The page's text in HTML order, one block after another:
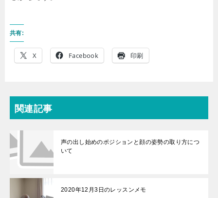
共有:
X Facebook 印刷
関連記事
声の出し始めのポジションと顔の姿勢の取り方につ
いて
2020年12月3日のレッスンメモ